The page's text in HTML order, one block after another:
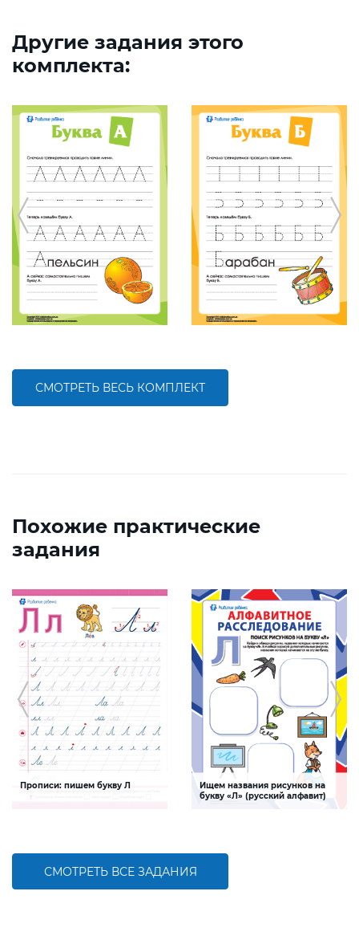
Другие задания этого
комплекта:
СМОТРЕТЬ ВЕСЬ КОМПЛЕКТ
Похожие практические
задания
Прописи: пишем букву Л
Ищем названия рисунков на
букву «Л» (русский алфавит)
СМОТРЕТЬ ВСЕ ЗАДАНИЯ